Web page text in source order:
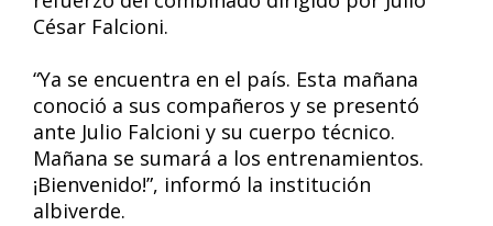
César Falcioni.
“Ya se encuentra en el país. Esta mañana
conoció a sus compañeros y se presentó
ante Julio Falcioni y su cuerpo técnico.
Mañana se sumará a los entrenamientos.
¡Bienvenido!”, informó la institución
albiverde.